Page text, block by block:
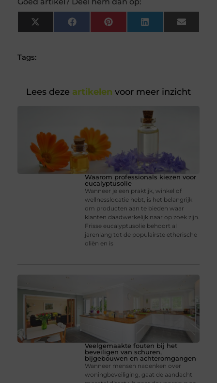
X
(Twitter)
FacebookPinterest LinkedIn Email
Tags:
Lees deze artikelen voor meer inzicht
Waarom professionals kiezen voor
eucalyptusolie
Wanneer je een praktijk, winkel of
wellnesslocatie hebt, is het belangrijk
om producten aan te bieden waar
klanten daadwerkelijk naar op zoek zijn.
Frisse eucalyptusolie behoort al
jarenlang tot de populairste etherische
oliën en is
Veelgemaakte fouten bij het
beveiligen van schuren,
bijgebouwen en achteromgangen
Wanneer mensen nadenken over
woningbeveiliging, gaat de aandacht